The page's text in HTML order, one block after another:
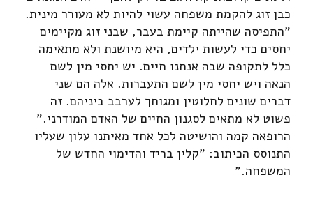
כבן זוג להקמת משפחה עשוי להיות לא מעורר מינית.
"התפיסה שהייתה קיימת בעבר, שבני זוג מקיימים
יחסים כדי לעשות ילדים, היא מיושנת ולא מתאימה
כלל לתקופה שבה אנחנו חיים. יש יחסי מין לשם
הנאה ויש יחסי מין לשם התעברות. אלה הם שני
דברים שונים לחלוטין ומגוחך לערבב ביניהם. זה
פשוט לא מתאים לסגנון החיים של האדם המודרני."
הרופאה קמה והושיטה לכל אחד מאיתנו עלון שעליו
התנוסס הכיתוב: "קלין בריד והדימוי החדש של
המשפחה."